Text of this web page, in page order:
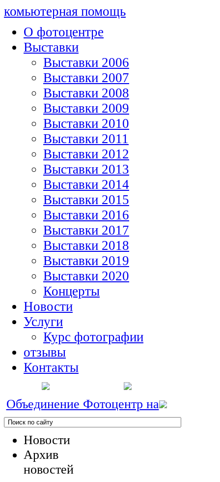
комьютерная помощь
О фотоцентре
Выставки
Выставки 2006
Выставки 2007
Выставки 2008
Выставки 2009
Выставки 2010
Выставки 2011
Выставки 2012
Выставки 2013
Выставки 2014
Выставки 2015
Выставки 2016
Выставки 2017
Выставки 2018
Выставки 2019
Выставки 2020
Концерты
Новости
Услуги
Курс фотографии
отзывы
Контакты
Объединение Фотоцентр на
Новости
Архив
новостей